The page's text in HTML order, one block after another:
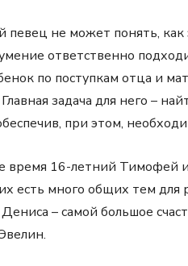
певец не может понять,
ответственно
по поступкам отца и
задача для него –
при этом,
время 16-летний Тимофей
есть много общих тем для
– самой большое